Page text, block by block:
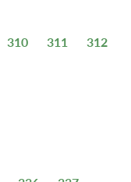
310 311
312